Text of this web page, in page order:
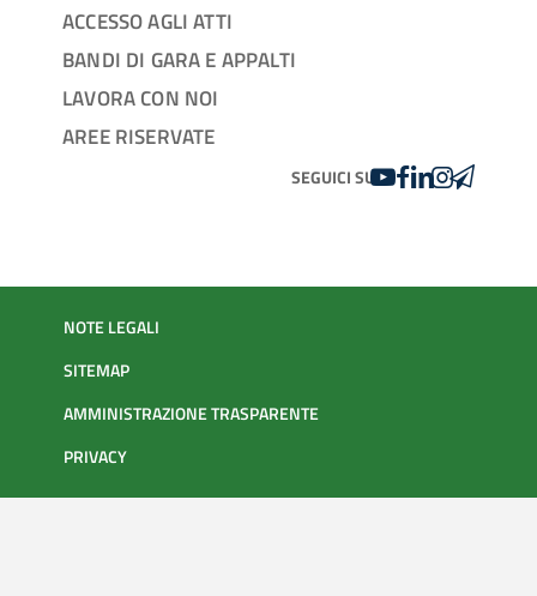
ACCESSO AGLI ATTI
BANDI DI GARA E APPALTI
LAVORA CON NOI
AREE RISERVATE
SEGUICI SUYOUTUBE
FACEBOOK
LINKEDIN
INSTAGRAM
NOTE LEGALI
SITEMAP
AMMINISTRAZIONE TRASPARENTE
PRIVACY